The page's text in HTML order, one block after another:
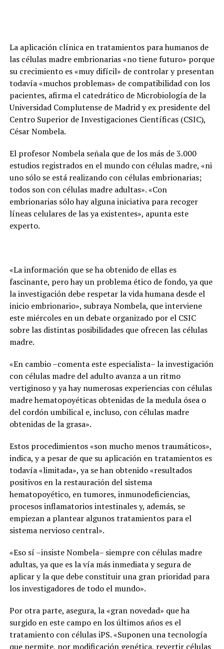
La aplicación clínica en tratamientos para humanos de
las células madre embrionarias «no tiene futuro» porque
su crecimiento es «muy difícil» de controlar y presentan
todavía «muchos problemas» de compatibilidad con los
pacientes, afirma el catedrático de Microbiología de la
Universidad Complutense de Madrid y ex presidente del
Centro Superior de Investigaciones Científicas (CSIC),
César Nombela.
El profesor Nombela señala que de los más de 3.000
estudios registrados en el mundo con células madre, «ni
uno sólo se está realizando con células embrionarias;
todos son con células madre adultas». «Con
embrionarias sólo hay alguna iniciativa para recoger
líneas celulares de las ya existentes», apunta este
experto.
«La información que se ha obtenido de ellas es
fascinante, pero hay un problema ético de fondo, ya que
la investigación debe respetar la vida humana desde el
inicio embrionario», subraya Nombela, que interviene
este miércoles en un debate organizado por el CSIC
sobre las distintas posibilidades que ofrecen las células
madre.
«En cambio –comenta este especialista– la investigación
con células madre del adulto avanza a un ritmo
vertiginoso y ya hay numerosas experiencias con células
madre hematopoyéticas obtenidas de la medula ósea o
del cordón umbilical e, incluso, con células madre
obtenidas de la grasa».
Estos procedimientos «son mucho menos traumáticos»,
indica, y a pesar de que su aplicación en tratamientos es
todavía «limitada», ya se han obtenido «resultados
positivos en la restauración del sistema
hematopoyético, en tumores, inmunodeficiencias,
procesos inflamatorios intestinales y, además, se
empiezan a plantear algunos tratamientos para el
sistema nervioso central».
«Eso sí –insiste Nombela– siempre con células madre
adultas, ya que es la vía más inmediata y segura de
aplicar y la que debe constituir una gran prioridad para
los investigadores de todo el mundo».
Por otra parte, asegura, la «gran novedad» que ha
surgido en este campo en los últimos años es el
tratamiento con células iPS. «Suponen una tecnología
que permite, por modificación genética, revertir células